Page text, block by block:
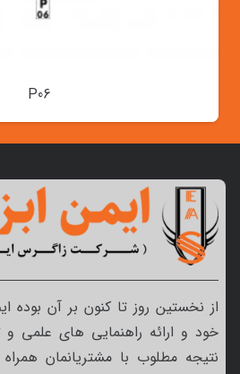
P06
از نخستین روز تا کنون بر آن بوده
خود و ارائه راهنمایی های علمی و
نتیجه مطلوب با مشتریانمان